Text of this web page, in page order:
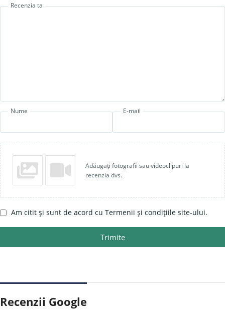
Recenzia ta
Nume E-mail
Adăugați fotografii sau videoclipuri la
recenzia dvs.
Am citit și sunt de acord cu Termenii și condițiile site-ului.
Trimite
Recenzii Google